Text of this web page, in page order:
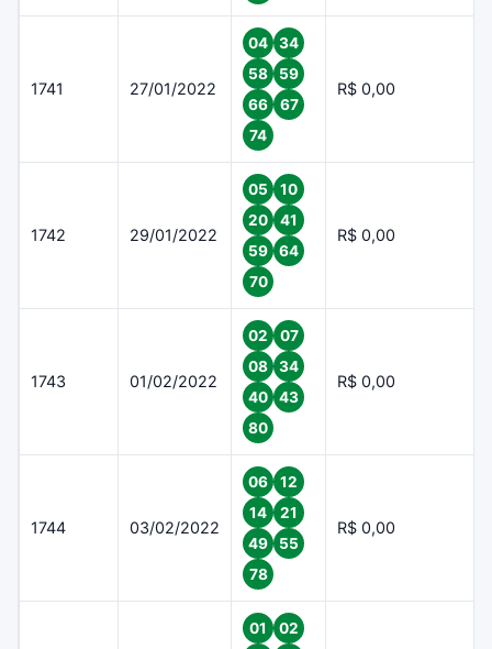
1741 27/01/2022
04
34
58
59
66
67
74
R$ 0,00
1742 29/01/2022
05
10
20
41
59
64
70
R$ 0,00
1743 01/02/2022
02
07
08
34
40
43
80
R$ 0,00
1744 03/02/2022
06
12
14
21
49
55
78
R$ 0,00
01
02